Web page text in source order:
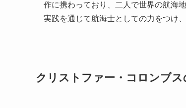
作に携わっており、二人で世界の航海
実践を通じて航海士としての力をつけ
クリストファー・コロンブ